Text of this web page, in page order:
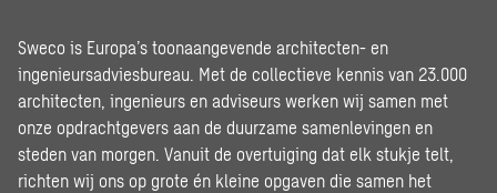
Sweco is Europa’s toonaangevende architecten- en
ingenieursadviesbureau. Met de collectieve kennis van 23.000
architecten, ingenieurs en adviseurs werken wij samen met
onze opdrachtgevers aan de duurzame samenlevingen en
steden van morgen. Vanuit de overtuiging dat elk stukje telt,
richten wij ons op grote én kleine opgaven die samen het